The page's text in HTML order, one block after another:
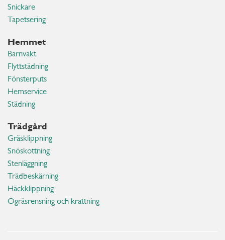
Snickare
Tapetsering
Hemmet
Barnvakt
Flyttstädning
Fönsterputs
Hemservice
Städning
Trädgård
Gräsklippning
Snöskottning
Stenläggning
Trädbeskärning
Häckklippning
Ogräsrensning och krattning